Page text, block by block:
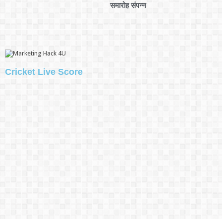
समारोह संपन्न
Cricket Live Score